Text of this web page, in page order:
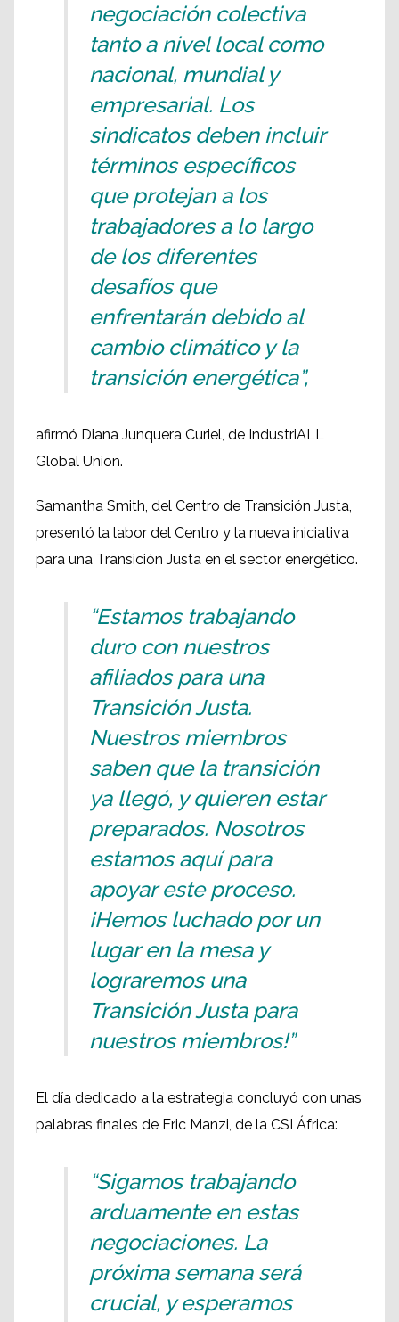
negociación colectiva
tanto a nivel local como
nacional, mundial y
empresarial. Los
sindicatos deben incluir
términos específicos
que protejan a los
trabajadores a lo largo
de los diferentes
desafíos que
enfrentarán debido al
cambio climático y la
transición energética”,
afirmó Diana Junquera Curiel, de IndustriALL
Global Union.
Samantha Smith, del Centro de Transición Justa,
presentó la labor del Centro y la nueva iniciativa
para una Transición Justa en el sector energético.
“Estamos trabajando
duro con nuestros
afiliados para una
Transición Justa.
Nuestros miembros
saben que la transición
ya llegó, y quieren estar
preparados. Nosotros
estamos aquí para
apoyar este proceso.
¡Hemos luchado por un
lugar en la mesa y
lograremos una
Transición Justa para
nuestros miembros!”
El día dedicado a la estrategia concluyó con unas
palabras finales de Eric Manzi, de la CSI África:
“Sigamos trabajando
arduamente en estas
negociaciones. La
próxima semana será
crucial, y esperamos